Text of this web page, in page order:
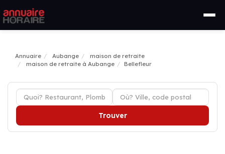
Annuaire Aubange
maison de retraite
maison de retraite à Aubange
Bellefleur
Trouver